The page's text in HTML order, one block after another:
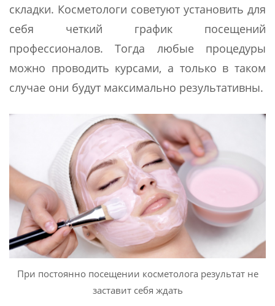
складки. Косметологи советуют установить для
себя четкий график посещений
профессионалов. Тогда любые процедуры
можно проводить курсами, а только в таком
случае они будут максимально результативны.
При постоянно посещении косметолога результат не
заставит себя ждать